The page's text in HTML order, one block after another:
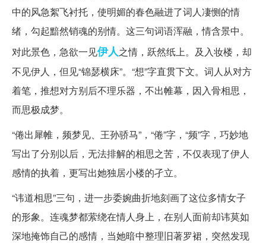
中的风急絮飞衬托，使明媚的春色融进了词人凄恻的情
绪，勾起黯然销魂的别情。这三句词语浑融，情含景中。
对此景色，急欲一见伊人之情，跃然纸上。及入妆楼，却
不见伊人，但见“锦瑟横床”。“想”字直贯下文。词人从对方
着笔，推想对方别后不理乐器，不出帷幕，因入骨相思，
而思极成梦。
“倦出犀帷，频梦见、王孙骄马”，“倦”字，“频”字，巧妙地
写出了分别以后，无法排解的相思之苦，不仅表现了伊人
感情的执着，更写出她独居小楼的孑立。
“讳道相思”三句，进一步委婉曲折地刻画了这位多情女子
的形象。连魂梦都萦绕在情人身上，在别人面前却讳莫如
深地掩饰自己的感情，当她暗中整理旧著罗裙，突然发现